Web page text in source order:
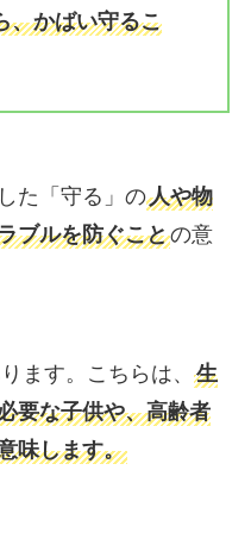
、かばい守るこ
た「守る」の人や物
ブルを防ぐことの意
ます。こちらは、 生
要な子供や、高齢者
味します。